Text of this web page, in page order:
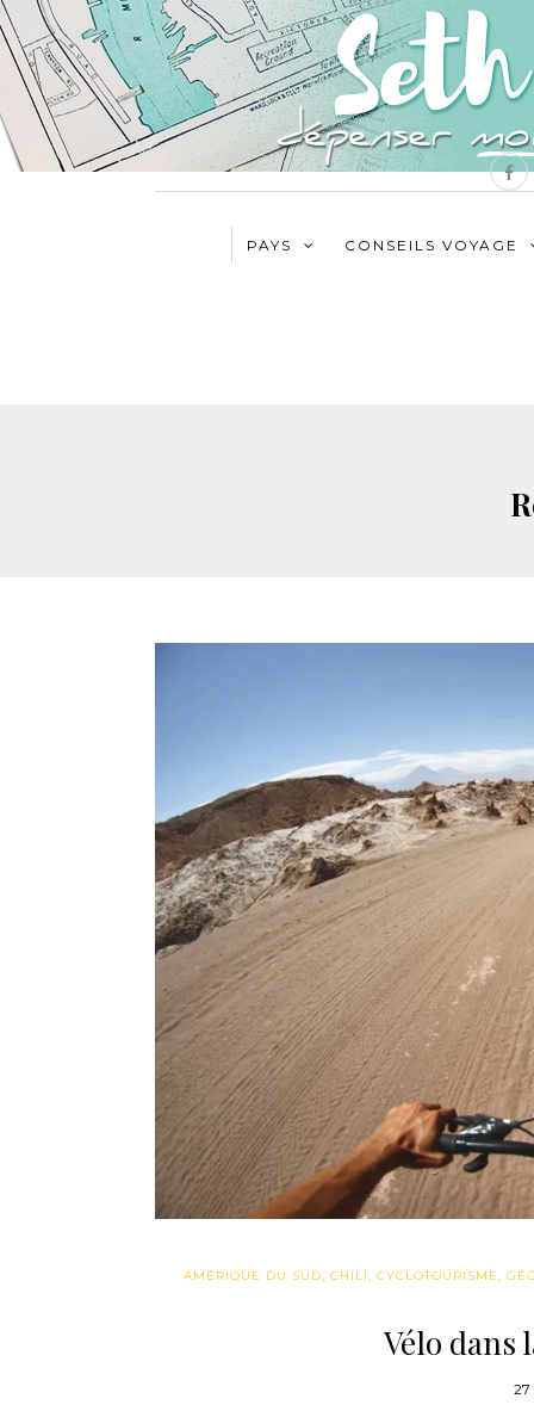
PAYS CONSEILS VOYAGE
AMÉRIQUE DU SUD, CHILI, CYCLOTOURISME,
Vélo dans
27